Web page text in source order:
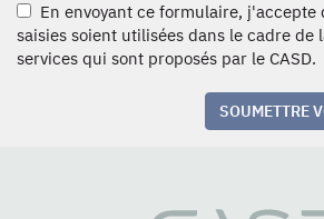
En envoyant ce formulaire,
saisies soient utilisées dans le cadre de
services qui sont proposés par le CASD.
SOUMETTRE